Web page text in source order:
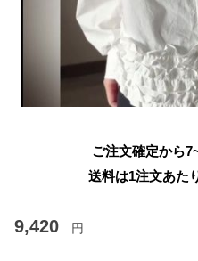
ご注文確定から
送料は1注文あた
9,420 円